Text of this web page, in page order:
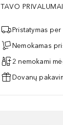
TAVO PRIVALUMAI
Pristatymas
Nemokamas
2 nemokami
Dovanų